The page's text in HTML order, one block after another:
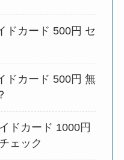
ドカード 500円 セ
ドカード 500円 無
ドカード 1000円
ェック